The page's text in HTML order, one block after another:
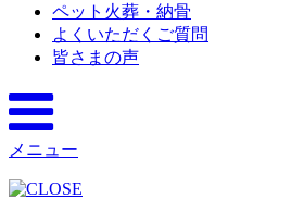
ペット火葬・納骨
よくいただくご質問
皆さまの声
メニュー